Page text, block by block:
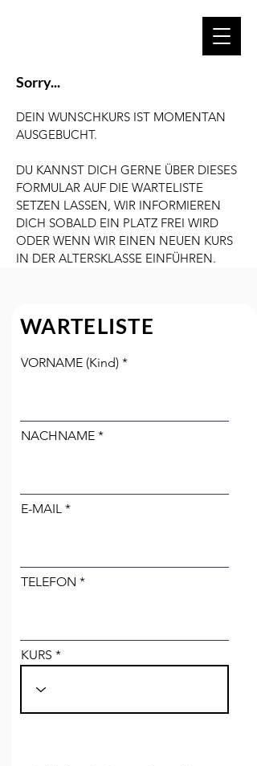
Sorry...
DEIN WUNSCHKURS IST MOMENTAN
AUSGEBUCHT.
DU KANNST DICH GERNE ÜBER DIESES
FORMULAR AUF DIE WARTELISTE
SETZEN LASSEN, WIR INFORMIEREN
DICH SOBALD EIN PLATZ FREI WIRD
ODER WENN WIR EINEN NEUEN KURS
IN DER ALTERSKLASSE EINFÜHREN.
WARTELISTE
VORNAME (Kind)
NACHNAME
E-MAIL
TELEFON
KURS